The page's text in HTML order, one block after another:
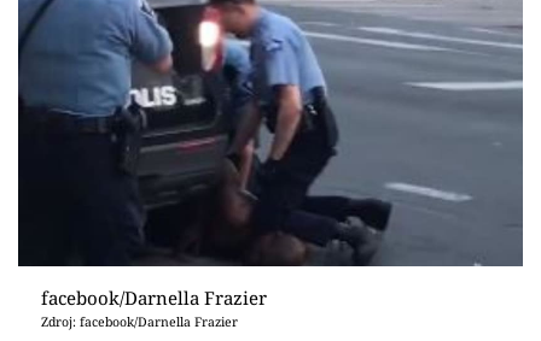
Virály
Sex a vztahy
Sledujte prima+
Přihlášení
facebook/Darnella Frazier
Zdroj: facebook/Darnella Frazier